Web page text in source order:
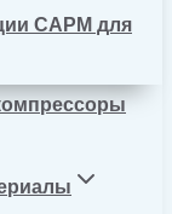
CAPM для